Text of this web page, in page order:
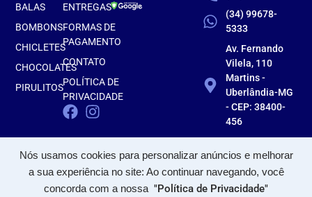
Nós usamos cookies para personalizar anúncios e melhorar
a sua experiência no site: Ao continuar navegando, você
concorda com a nossa "Política de Privacidade"
ENTREGAS
FORMAS DE
PAGAMENTO
CONTATO
POLÍTICA DE
PRIVACIDADE
BALAS
BOMBONS
CHICLETES
CHOCOLATES
PIRULITOS
(34) 99678-
5333
Av. Fernando
Vilela, 110
Martins -
Uberlândia-MG
- CEP: 38400-
456